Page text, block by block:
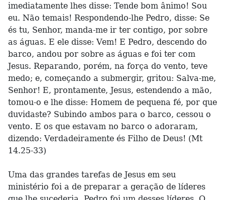
imediatamente lhes disse: Tende bom ânimo! Sou
eu. Não temais! Respondendo-lhe Pedro, disse: Se
és tu, Senhor, manda-me ir ter contigo, por sobre
as águas. E ele disse: Vem! E Pedro, descendo do
barco, andou por sobre as águas e foi ter com
Jesus. Reparando, porém, na força do vento, teve
medo; e, começando a submergir, gritou: Salva-me,
Senhor! E, prontamente, Jesus, estendendo a mão,
tomou-o e lhe disse: Homem de pequena fé, por que
duvidaste? Subindo ambos para o barco, cessou o
vento. E os que estavam no barco o adoraram,
dizendo: Verdadeiramente és Filho de Deus! (Mt
14.25-33)
Uma das grandes tarefas de Jesus em seu
ministério foi a de preparar a geração de líderes